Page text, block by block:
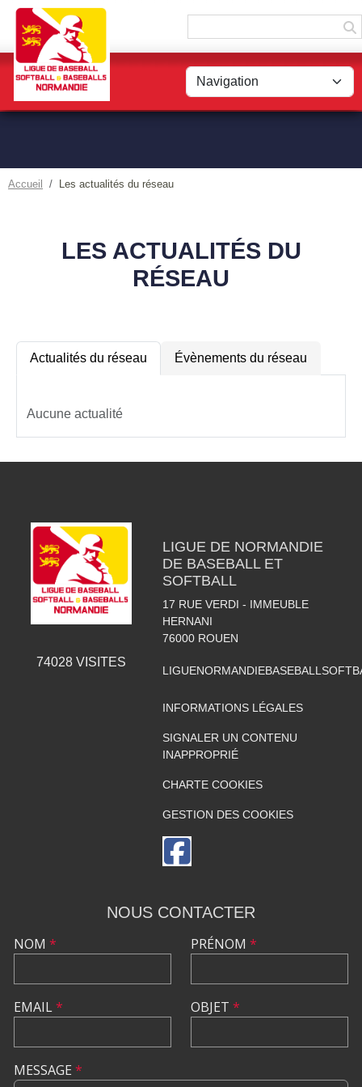
Accueil Les actualités du réseau
LES ACTUALITÉS DU
RÉSEAU
Actualités du réseau Évènements du réseau
Aucune actualité
74028VISITES
LIGUE DE NORMANDIE
DE BASEBALL ET
SOFTBALL
17 RUE VERDI - IMMEUBLE
HERNANI
76000 ROUEN
INFORMATIONS LÉGALES
SIGNALER UN CONTENU
INAPPROPRIÉ
CHARTE COOKIES
GESTION DES COOKIES
NOUS CONTACTER
NOM *
EMAIL*
PRÉNOM *
OBJET *
MESSAGE *
Panneau de gestion des cookies